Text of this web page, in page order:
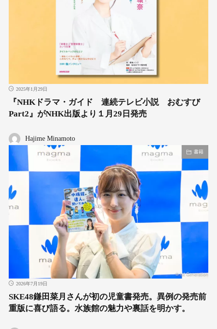
2025年1月29日
『NHKドラマ・ガイド 連続テレビ小説 おむすび
Part2』がNHK出版より１月29日発売
Hajime Minamoto
書籍
2026年7月19日
SKE48鎌田菜月さんが初の児童書発売。異例の発売前
重版に喜び語る。水族館の魅力や裏話を明かす。